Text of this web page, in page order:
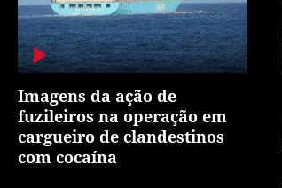
Imagens da ação de
fuzileiros na operação em
cargueiro de clandestinos
com cocaína